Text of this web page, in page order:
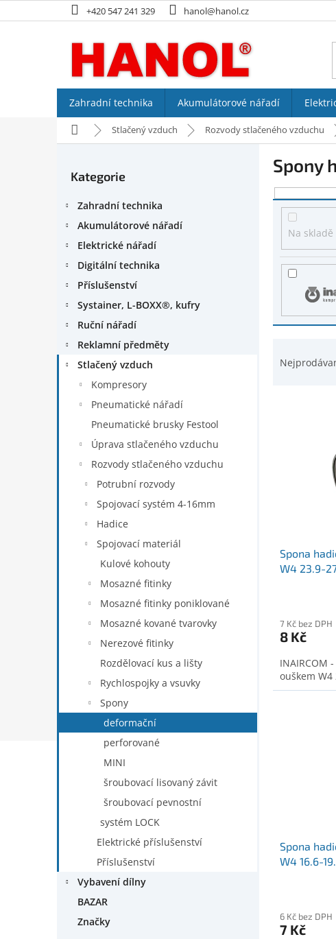
na
+420 547 241 329 hanol@hanol.cz
Zahradní technika Akumulátorové nářadí
Domů Stlačený vzduch Rozvody stlačeného vzduchu
Přeskočit
Kategorie
Zahradní technika
Akumulátorové nářadí
Elektrické nářadí
Digitální technika
Příslušenství
Systainer, L-BOXX®, kufry
Ruční nářadí
Reklamní předměty
Stlačený vzduch
Kompresory
Pneumatické nářadí
Pneumatické brusky Festool
Úprava stlačeného vzduchu
Rozvody stlačeného vzduchu
Potrubní rozvody
Spojovací systém 4-16mm
Hadice
Spojovací materiál
Kulové kohouty
Mosazné fitinky
Mosazné fitinky poniklované
Mosazné kované tvarovky
Nerezové fitinky
Rozdělovací kus a lišty
Rychlospojky a vsuvky
Spony
deformační
perforované
MINI
šroubovací lisovaný závit
šroubovací pevnostní
systém LOCK
Elektrické příslušenství
Příslušenství
Vybavení dílny
BAZAR
Značky
Spony
Na skladě
V
u
Spona
W4 23.9-
7 Kč bez DPH
8 Kč
INAIRCOM
ouškem W4
Spona
W4 16.6-
6 Kč bez DPH
7 Kč